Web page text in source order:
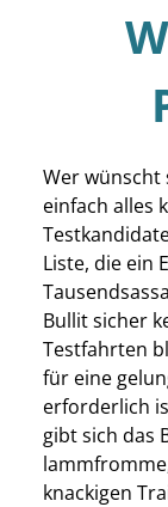
Wer wünscht
einfach alles
Liste, die ein
Bullit sicher
Testfahrten
für eine
erforderlich
gibt sich das
knackigen